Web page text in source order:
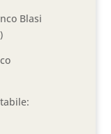
Blasi